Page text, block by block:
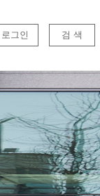
로그인 검 색